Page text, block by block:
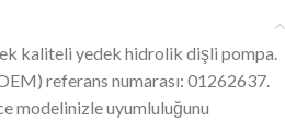
kaliteli yedek hidrolik dişli pompa.
referans numarası: 01262637.
modelinizle uyumluluğunu